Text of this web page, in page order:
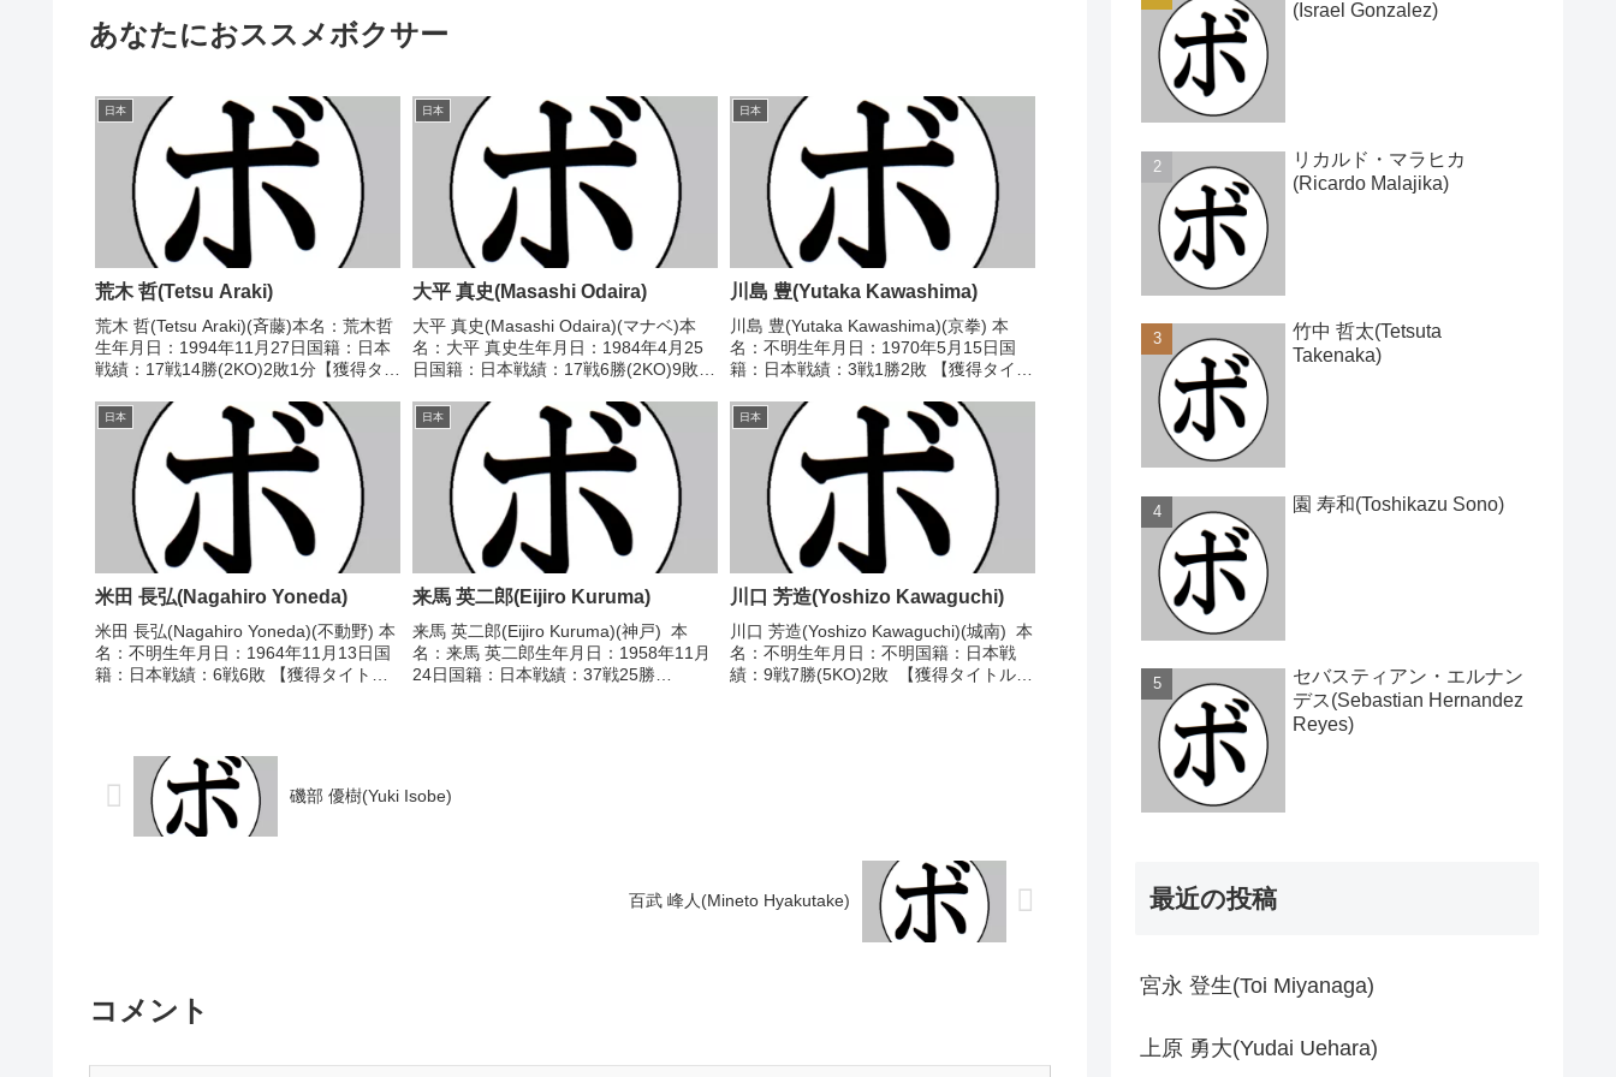
あなたにおススメボクサー
日本
荒木 哲(Tetsu Araki)
荒木 哲(Tetsu Araki)(斉藤)本名：荒木哲
生年月日：1994年11月27日国籍：日本
戦績：17戦14勝(2KO)2敗1分【獲得タイ
【戦歴】2014/07/21 △4R判定 1-1(37-
38、...
日本
大平 真史(Masashi Odaira)
大平 真史(Masashi Odaira)(マナベ)本
名：大平 真史生年月日：1984年4月25
日国籍：日本戦績：17戦6勝(2KO)9敗2
2008/08/02 ○4R判定 3-0(40-37、40-
37、40...
日本
川島 豊(Yutaka Kawashima)
川島 豊(Yutaka Kawashima)(京拳) 本
名：不明生年月日：1970年5月15日国
籍：日本戦績：3戦1勝2敗 【獲得タイト
定 (採点不明) 天野 隆次(松
田)1993/08/25...
日本
米田 長弘(Nagahiro Yoneda)
米田 長弘(Nagahiro Yoneda)(不動野) 本
名：不明生年月日：1964年11月13日国
籍：日本戦績：6戦6敗 【獲得タイト
日本
来馬 英二郎(Eijiro Kuruma)
来馬 英二郎(Eijiro Kuruma)(神戸) 本
名：来馬 英二郎生年月日：1958年11月
24日国籍：日本戦績：37戦25勝
日本
川口 芳造(Yoshizo Kawaguchi)
川口 芳造(Yoshizo Kawaguchi)(城南) 本
名：不明生年月日：不明国籍：日本戦
績：9戦7勝(5KO)2敗 【獲得タイトル】
磯部 優樹(Yuki Isobe)
百武 峰人(Mineto Hyakutake)
コメント
(Israel Gonzalez)
リカルド・マラヒカ
(Ricardo Malajika)
竹中 哲太(Tetsuta
Takenaka)
園 寿和(Toshikazu Sono)
セバスティアン・エルナン
デス(Sebastian Hernandez
Reyes)
最近の投稿
宮永 登生(Toi Miyanaga)
上原 勇大(Yudai Uehara)